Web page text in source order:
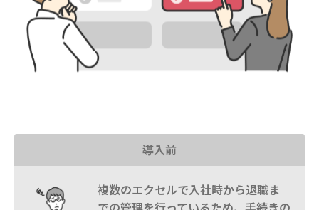
導入前
複数のエクセルで入社時から退職ま